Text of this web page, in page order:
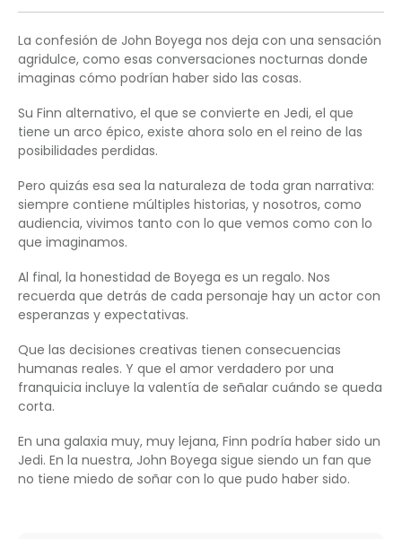
La confesión de John Boyega nos deja con una sensación
agridulce, como esas conversaciones nocturnas donde
imaginas cómo podrían haber sido las cosas.
Su Finn alternativo, el que se convierte en Jedi, el que
tiene un arco épico, existe ahora solo en el reino de las
posibilidades perdidas.
Pero quizás esa sea la naturaleza de toda gran narrativa:
siempre contiene múltiples historias, y nosotros, como
audiencia, vivimos tanto con lo que vemos como con lo
que imaginamos.
Al final, la honestidad de Boyega es un regalo. Nos
recuerda que detrás de cada personaje hay un actor con
esperanzas y expectativas.
Que las decisiones creativas tienen consecuencias
humanas reales. Y que el amor verdadero por una
franquicia incluye la valentía de señalar cuándo se queda
corta.
En una galaxia muy, muy lejana, Finn podría haber sido un
Jedi. En la nuestra, John Boyega sigue siendo un fan que
no tiene miedo de soñar con lo que pudo haber sido.